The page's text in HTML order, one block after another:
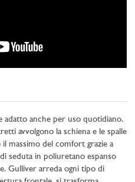
adatto anche per uso quotidiano.
avvolgono la schiena e le spalle
massimo del comfort grazie a
seduta in poliuretano espanso
Gulliver arreda ogni tipo di